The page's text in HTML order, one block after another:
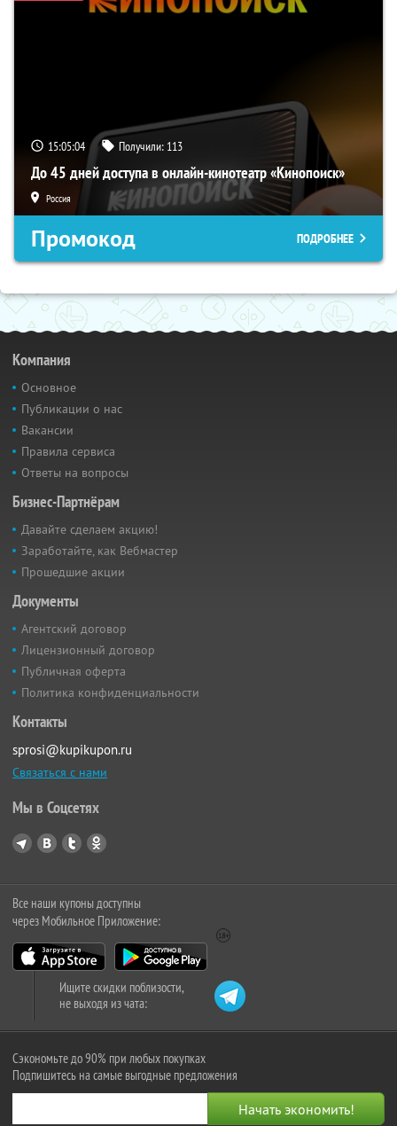
15:05:03 Получили: 113
До 45 дней доступа в онлайн-кинотеатр «Кинопоиск»
Россия
Промокод ПОДРОБНЕЕ
Компания
Основное
Публикации о нас
Вакансии
Правила сервиса
Ответы на вопросы
Бизнес-Партнёрам
Давайте сделаем акцию!
Заработайте, как Вебмастер
Прошедшие акции
Документы
Агентский договор
Лицензионный договор
Публичная оферта
Политика конфиденциальности
Контакты
sprosi@kupikupon.ru
Связаться с нами
Мы в Соцсетях
Все наши купоны доступны
через Мобильное Приложение:
Ищите скидки поблизости,
не выходя из чата:
Сэкономьте до 90% при любых покупках
Подпишитесь на самые выгодные предложения